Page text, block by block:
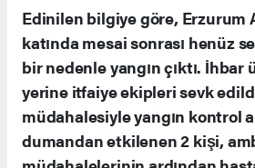
Edinilen bilgiye göre, Erzurum
katında mesai sonrası henüz
bir nedenle yangın çıktı. İhbar
yerine itfaiye ekipleri sevk
müdahalesiyle yangın kontrol
dumandan etkilenen 2 kişi,